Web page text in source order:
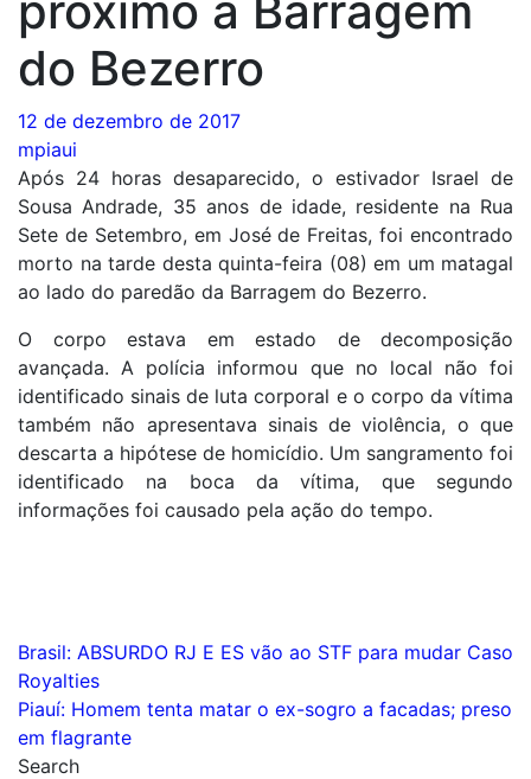
do Bezerro
12 de dezembro de 2017
mpiaui
Após 24 horas desaparecido, o estivador Israel de
Sousa Andrade, 35 anos de idade, residente na Rua
Sete de Setembro, em José de Freitas, foi encontrado
morto na tarde desta quinta-feira (08) em um matagal
ao lado do paredão da Barragem do Bezerro.
O corpo estava em estado de decomposição
avançada. A polícia informou que no local não foi
identificado sinais de luta corporal e o corpo da vítima
também não apresentava sinais de violência, o que
descarta a hipótese de homicídio. Um sangramento foi
identificado na boca da vítima, que segundo
informações foi causado pela ação do tempo.
Navegação
de
Post
Brasil: ABSURDO RJ E ES vão ao STF para mudar Caso
Royalties
Piauí: Homem tenta matar o ex-sogro a facadas; preso
em flagrante
Search